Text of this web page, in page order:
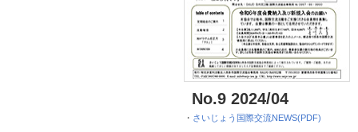
No.9 2024/04
・ さいじょう国際交流NEWS(PDF)